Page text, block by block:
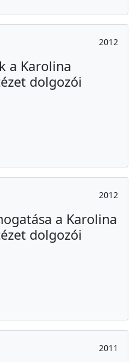
2012
a Karolina
dolgozói
2012
a Karolina
dolgozói
2011